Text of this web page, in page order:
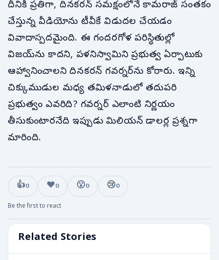
దీనికి ప్రతిగా, దినకరన్ సమక్షంలోనే కామరాజ్ సంతకం
చేస్తున్న వీడియోను టీవీకే విడుదల చేయడం
వివాదాస్పదమైంది. ఈ గందరగోళ పరిస్థితుల్లో
విజయ్‌ను కాదని, పళనిస్వామిని ప్రభుత్వ ఏర్పాటుకు
ఆహ్వానించాలని దినకరన్ గవర్నర్‌ను కోరారు. ఇన్ని
చిక్కుముడుల మధ్య తమిళనాడులో తదుపరి
ప్రభుత్వం ఎవరిది? గవర్నర్ ఎలాంటి నిర్ణయం
తీసుకుంటారనేది ఇప్పుడు మిలియన్ డాలర్ల ప్రశ్నగా
మారింది.
Related Stories
👍0 ❤️0 😮0 😢0
Be the first to react